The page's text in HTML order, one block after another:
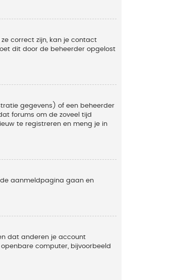
correct zijn, kan je contact
dit door de beheerder opgelost
gegevens) of een beheerder
forums om de zoveel tijd
te registreren en meng je in
aanmeldpagina gaan en
dat anderen je account
computer, bijvoorbeeld